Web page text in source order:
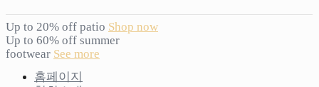
Up to 20% off patio Shop now
Up to 60% off summer
footwear See more
홈페이지